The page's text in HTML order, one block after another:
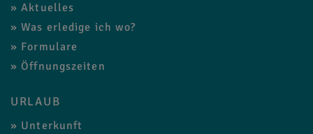
Aktuelles
Was erledige ich wo?
Formulare
Öffnungszeiten
URLAUB
Unterkunft